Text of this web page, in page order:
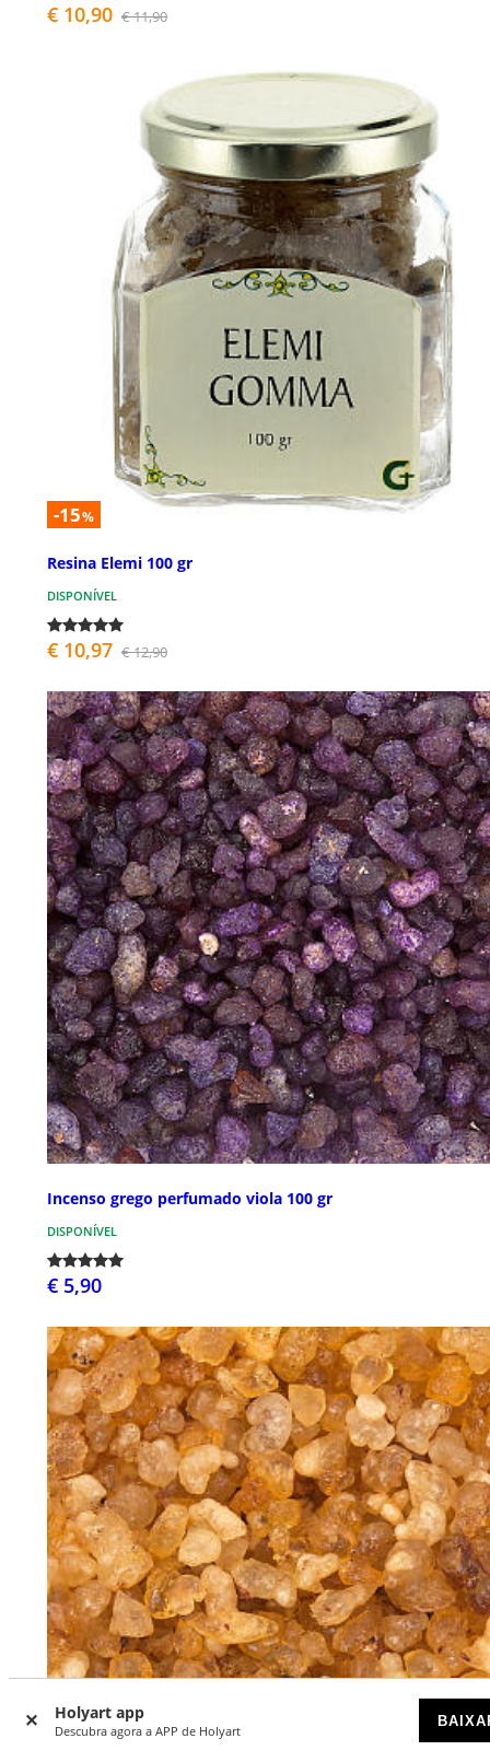
Holyart app
Descubra agora a APP de Holyart
€ 10,90 € 11,90
-15%
Resina Elemi 100 gr
DISPONÍVEL
€ 10,97 € 12,90
Incenso grego perfumado viola 100 gr
DISPONÍVEL
€ 5,90